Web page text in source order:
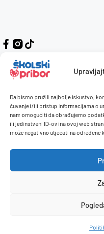
Da bismo pružili najbolje iskustvo,
čuvanje i/ili pristup informacijama o
nam omogućiti da obrađujemo
ili jedinstveni ID-ovi na ovoj web
može negativno utjecati na određene
Kontakt
O nama
Politika privatnosti
Povrati / reklamacije